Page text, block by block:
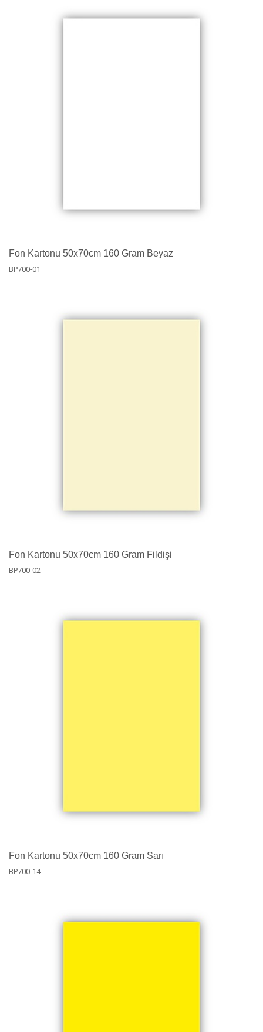
Fon Kartonu 50x70cm 160 Gram Beyaz
BP700-01
Fon Kartonu 50x70cm 160 Gram Fildişi
BP700-02
Fon Kartonu 50x70cm 160 Gram Sarı
BP700-14